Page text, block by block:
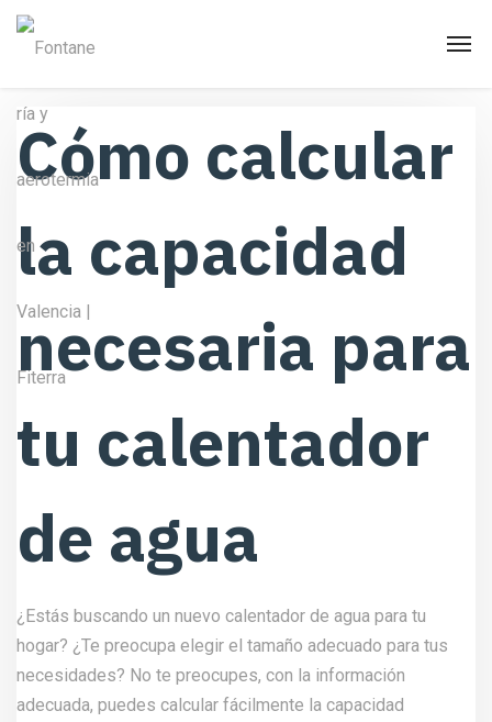
Cómo calcular
la capacidad
necesaria para
tu calentador
de agua
¿Estás buscando un nuevo calentador de agua para tu
hogar? ¿Te preocupa elegir el tamaño adecuado para tus
necesidades? No te preocupes, con la información
adecuada, puedes calcular fácilmente la capacidad